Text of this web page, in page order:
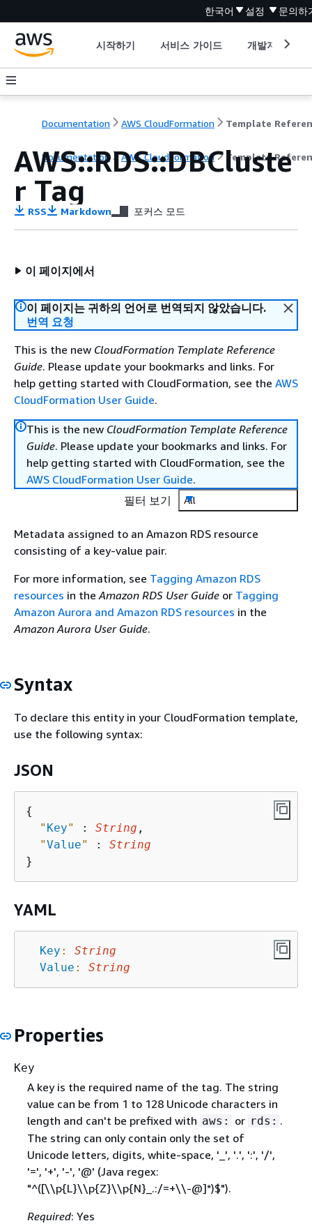
한국어 설정 문의하
시작하기 서비스 가이드 개발자 도구
Documentation AWS CloudFormation Template
Documentation AWS CloudFormation Template
AWS::RDS::DBCluste
r Tag
RSS Markdown 포커스 모드
이 페이지에서
이 페이지는 귀하의 언어로 번역되지 않았습니다.
번역 요청
This is the new CloudFormation Template Reference
Guide. Please update your bookmarks and links. For
help getting started with CloudFormation, see the AWS
CloudFormation User Guide.
This is the new CloudFormation Template Reference
Guide. Please update your bookmarks and links. For
help getting started with CloudFormation, see the
AWS CloudFormation User Guide.
필터 보기
All
Metadata assigned to an Amazon RDS resource
consisting of a key-value pair.
For more information, see Tagging Amazon RDS
resources in theAmazon RDS User Guide or Tagging
Amazon Aurora and Amazon RDS resources in the
Amazon Aurora User Guide.
Syntax
To declare this entity in your CloudFormation template,
use the following syntax:
JSON
{
" Key" : String ,
"Value" : String
YAML
Key :
String
Value : String
Properties
Key
A key is the required name of the tag. The string
value can be from 1 to 128 Unicode characters in
length and can't be prefixed with aws: or rds: .
The string can only contain only the set of
Unicode letters, digits, white-space, '_', '.', ':', '/',
'=', '+', '-', '@' (Java regex:
"^([\\p{L}\\p{Z}\\p{N}_.:/=+\\-@]*)$").
Required: Yes